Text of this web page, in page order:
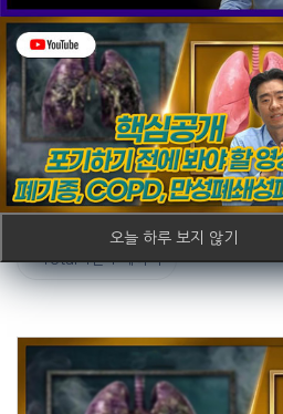
오늘 하루 보지 않기
커뮤니티 온
Total 4건1 페이지